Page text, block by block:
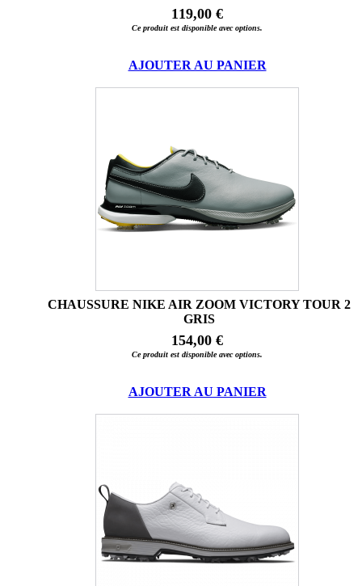
119,00 €
Ce produit est disponible avec options.
AJOUTER AU PANIER
CHAUSSURE NIKE AIR ZOOM VICTORY TOUR 2
GRIS
154,00 €
Ce produit est disponible avec options.
AJOUTER AU PANIER